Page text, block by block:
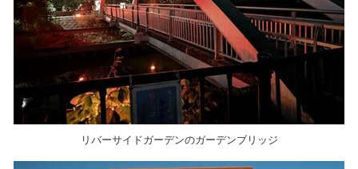
リバーサイドガーデンのガーデンブリッジ